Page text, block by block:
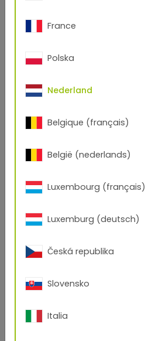
Blue Flow
France
Polska
Nederland
Belgique (français)
België (nederlands)
Luxembourg (français)
Luxemburg (deutsch)
Česká republika
Slovensko
Italia